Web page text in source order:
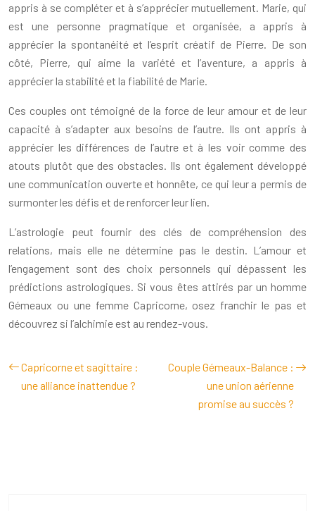
appris à se compléter et à s’apprécier mutuellement. Marie, qui
est une personne pragmatique et organisée, a appris à
apprécier la spontanéité et l’esprit créatif de Pierre. De son
côté, Pierre, qui aime la variété et l’aventure, a appris à
apprécier la stabilité et la fiabilité de Marie.
Ces couples ont témoigné de la force de leur amour et de leur
capacité à s’adapter aux besoins de l’autre. Ils ont appris à
apprécier les différences de l’autre et à les voir comme des
atouts plutôt que des obstacles. Ils ont également développé
une communication ouverte et honnête, ce qui leur a permis de
surmonter les défis et de renforcer leur lien.
L’astrologie peut fournir des clés de compréhension des
relations, mais elle ne détermine pas le destin. L’amour et
l’engagement sont des choix personnels qui dépassent les
prédictions astrologiques. Si vous êtes attirés par un homme
Gémeaux ou une femme Capricorne, osez franchir le pas et
découvrez si l’alchimie est au rendez-vous.
Capricorne et sagittaire :
une alliance inattendue ?
Couple Gémeaux-Balance :
une union aérienne
promise au succès ?